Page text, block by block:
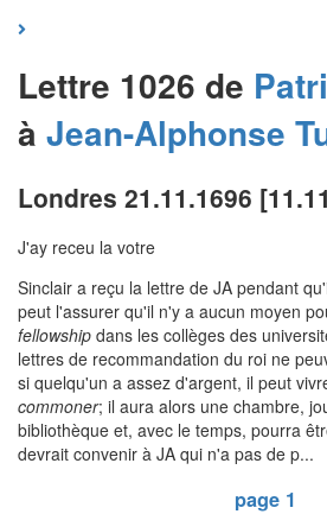
Lettre 1026 de
à Jean-Alphonse
Londres 21.11.1696
J'ay receu la votre
Sinclair a reçu la lettre de JA pendant
peut l'assurer qu'il n'y a aucun moyen
fellowship dans les collèges des
lettres de recommandation du roi ne
si quelqu'un a assez d'argent, il peut
commoner; il aura alors une chambre,
bibliothèque et, avec le temps, pourra
devrait convenir à JA qui n'a pas de p...
page 1